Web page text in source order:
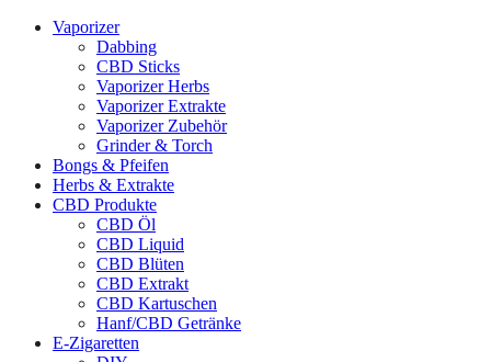
Vaporizer
Dabbing
CBD Sticks
Vaporizer Herbs
Vaporizer Extrakte
Vaporizer Zubehör
Grinder & Torch
Bongs & Pfeifen
Herbs & Extrakte
CBD Produkte
CBD Öl
CBD Liquid
CBD Blüten
CBD Extrakt
CBD Kartuschen
Hanf/CBD Getränke
E-Zigaretten